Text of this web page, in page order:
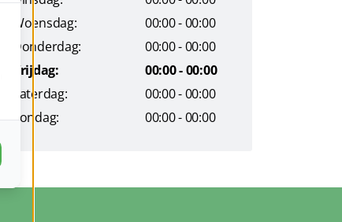
Woensdag:
00:00 - 00:00
Donderdag:
00:00 - 00:00
Vrijdag:
00:00 - 00:00
Zaterdag:
00:00 - 00:00
Zondag:
00:00 - 00:00